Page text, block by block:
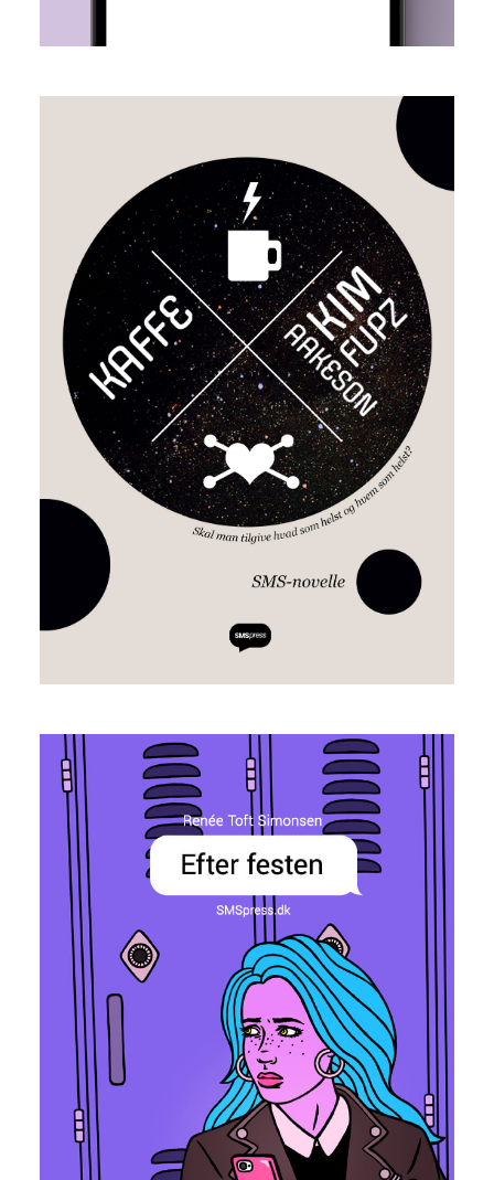
Kaffe
Kim Fupz Aakeson
Efter festen
Renée Toft Simonsen